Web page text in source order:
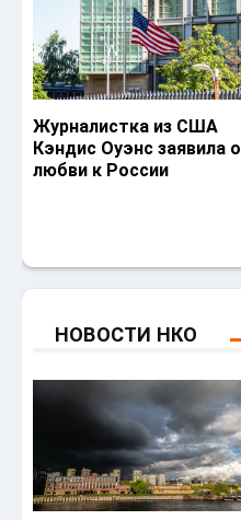
Журналистка из США
Кэндис Оуэнс заявила о
любви к России
НОВОСТИ НКО